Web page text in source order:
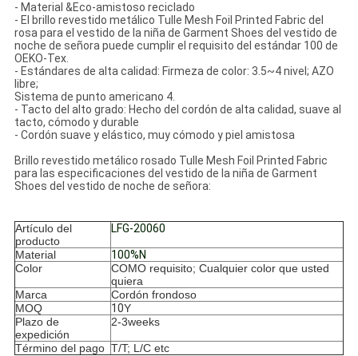
- Material &Eco-amistoso reciclado
- El brillo revestido metálico Tulle Mesh Foil Printed Fabric del
rosa para el vestido de la niña de Garment Shoes del vestido de
noche de señora puede cumplir el requisito del estándar 100 de
OEKO-Tex.
- Estándares de alta calidad: Firmeza de color: 3.5~4 nivel; AZO
libre;
Sistema de punto americano 4.
- Tacto del alto grado: Hecho del cordón de alta calidad, suave al
tacto, cómodo y durable
- Cordón suave y elástico, muy cómodo y piel amistosa
Brillo revestido metálico rosado Tulle Mesh Foil Printed Fabric
para las especificaciones del vestido de la niña de Garment
Shoes del vestido de noche de señora:
Artículo del
producto
LFG-20060
Material
100%N
Color
COMO requisito; Cualquier color que usted
quiera
Marca
Cordón frondoso
MOQ
10Y
Plazo de
expedición
2-3weeks
Término del pago T/T; L/C etc